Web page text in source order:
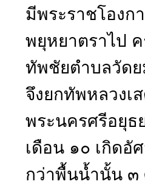
มีพระราชโองก
พยุหยาตราไป
ทัพชัยตำบลวัด
จึงยกทัพหลวงเ
พระนครศรีอยุ
เดือน ๑๐ เกิด
กว่าพื้นน้ำนั้น ๓